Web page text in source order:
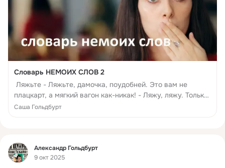
Словарь НЕМОИХ СЛОВ 2
Ляжьте - Ляжьте, дамочка, поудобней. Это вам не
плацкарт, а мягкий вагон как-никак! - Ляжу, ляжу. Только
уж и вы… Входит грамотный. - Лягте, Вероника!
Саша Гольдбурт
Фид
Александр Гольдбурт
9 окт 2025